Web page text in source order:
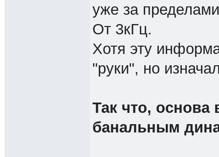
уже за
От 3кГц.
Хотя эту
"руки", но
Так что, основа
банальным